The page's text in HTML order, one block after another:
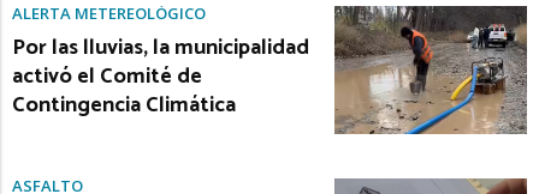
ALERTA METEREOLÓGICO
Por las lluvias, la municipalidad
activó el Comité de
Contingencia Climática
ASFALTO